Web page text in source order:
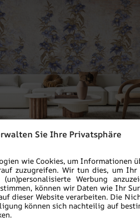
Sie Ihre Privatsphäre
wie Cookies, um Informationen
zuzugreifen. Wir tun dies, um Ihr
Werbung
können wir Daten wie Ihr
dieser Website verarbeiten. Die
können sich nachteilig auf
€26.53 €19.90